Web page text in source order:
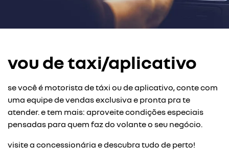
vou de taxi/aplicativo
se você é motorista de táxi ou de aplicativo, conte com
uma equipe de vendas exclusiva e pronta pra te
atender. e tem mais: aproveite condições especiais
pensadas para quem faz do volante o seu negócio.
visite a concessionária e descubra tudo de perto!